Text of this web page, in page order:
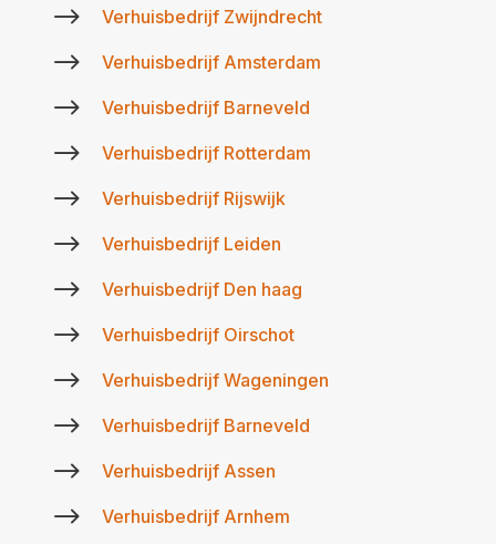
$ Verhuisbedrijf Zwijndrecht
$ Verhuisbedrijf Amsterdam
$ Verhuisbedrijf Barneveld
$ Verhuisbedrijf Rotterdam
$ Verhuisbedrijf Rijswijk
$ Verhuisbedrijf Leiden
$ Verhuisbedrijf Den haag
$ Verhuisbedrijf Oirschot
$ Verhuisbedrijf Wageningen
$ Verhuisbedrijf Barneveld
$ Verhuisbedrijf Assen
$ Verhuisbedrijf Arnhem